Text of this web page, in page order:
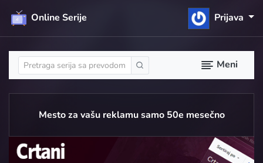
Online Serije Prijava
Meni
Mesto za vašu reklamu samo 50e mesečno